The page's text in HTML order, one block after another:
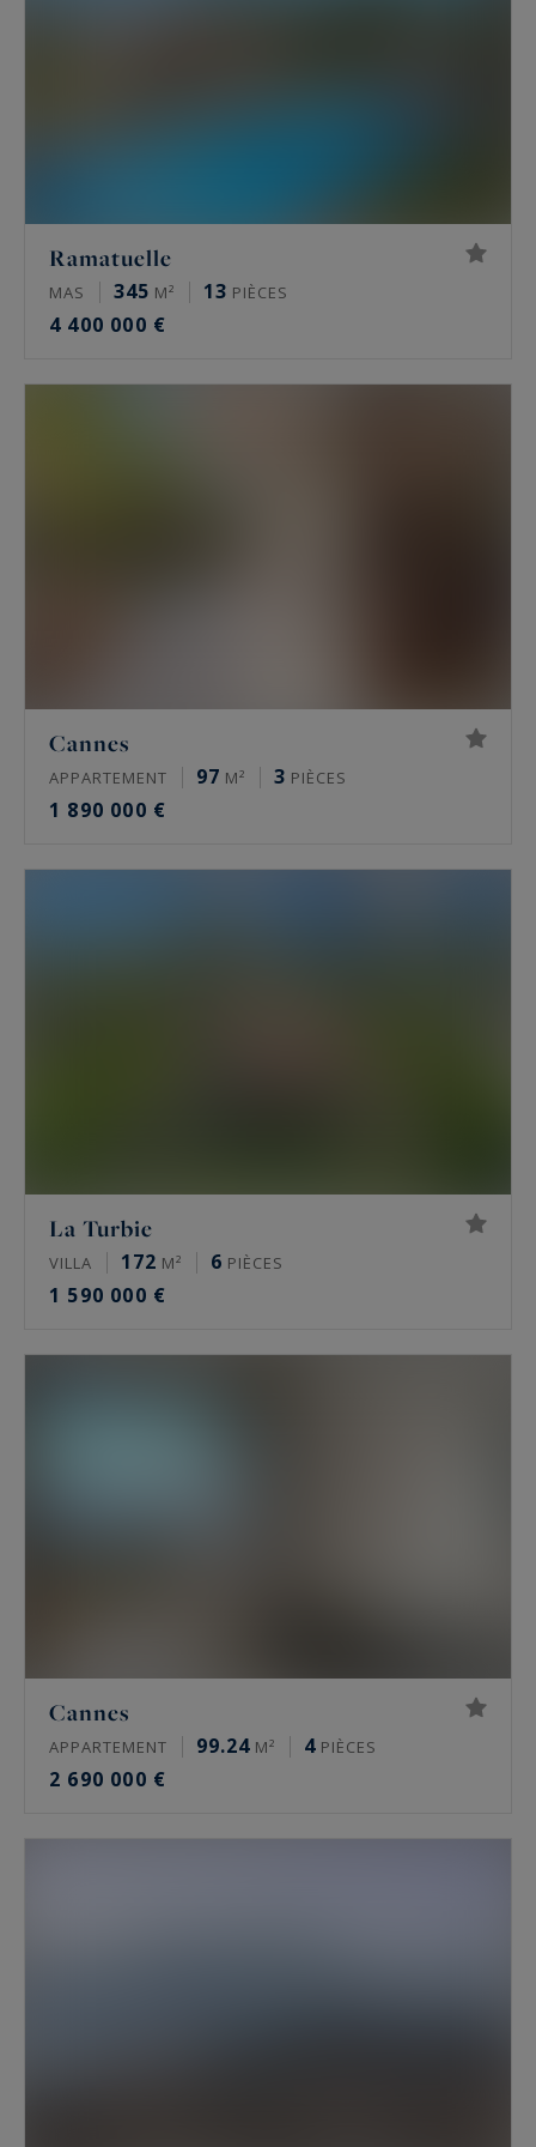
Ramatuelle
MAS 345 M² 13 PIÈCES
4 400 000 €
Cannes
APPARTEMENT 97 M² 3 PIÈCES
1 890 000 €
La Turbie
VILLA 172 M² 6 PIÈCES
1 590 000 €
Cannes
APPARTEMENT 99.24 M² 4 PIÈCES
2 690 000 €